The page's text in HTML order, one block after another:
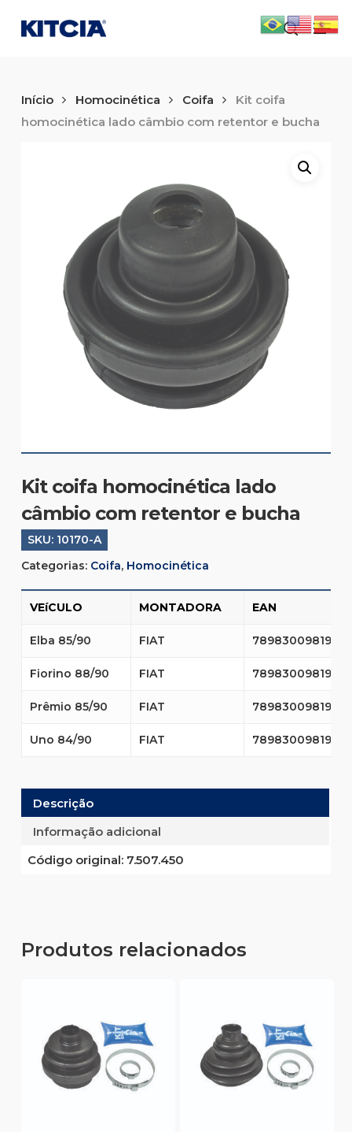
main
search
Início Homocinética Coifa
Kit coifa
homocinética lado câmbio com retentor e bucha
Kit coifa homocinética lado
câmbio com retentor e bucha
SKU: 10170-A
Categorias: Coifa, Homocinética
VEíCULO MONTADORA EAN
Elba 85/90 FIAT 7898300981968
Fiorino 88/90 FIAT 7898300981968
Prêmio 85/90 FIAT 7898300981968
Uno 84/90 FIAT 7898300981968
Descrição
Informação adicional
Código original:7.507.450
Produtos relacionados